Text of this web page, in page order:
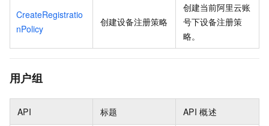
CreateRegistratio
nPolicy
创建设备注册策略
创建当前阿里云账
号下设备注册策
略。
用户组
API 标题 API 概述